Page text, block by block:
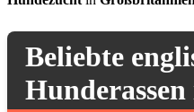
Beliebte